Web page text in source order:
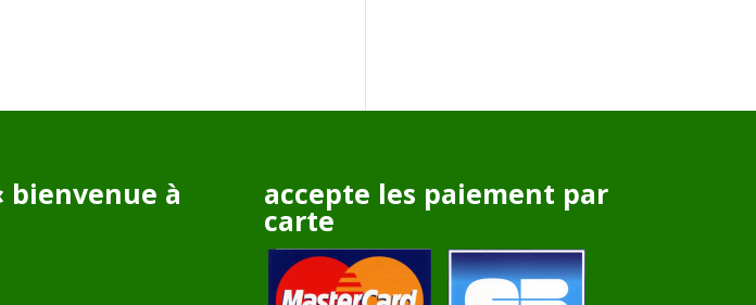
bienvenue à accepte les paiement par
carte